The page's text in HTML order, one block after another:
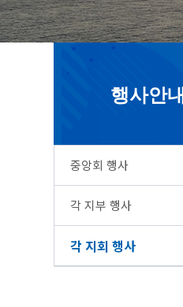
행사안내
중앙회 행사
각 지부 행사
각 지회 행사